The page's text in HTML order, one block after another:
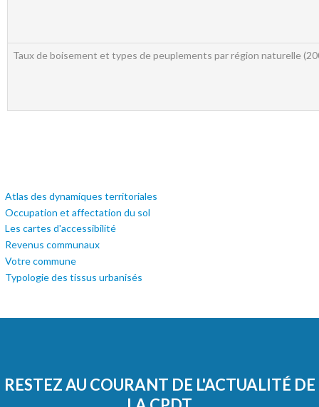
Atlas des dynamiques territoriales
Occupation et affectation du sol
Les cartes d'accessibilité
Revenus communaux
Votre commune
Typologie des tissus urbanisés
Taux de boisement et types de peuplements par région naturelle
RESTEZ AU COURANT DE L'ACTUALITÉ DE